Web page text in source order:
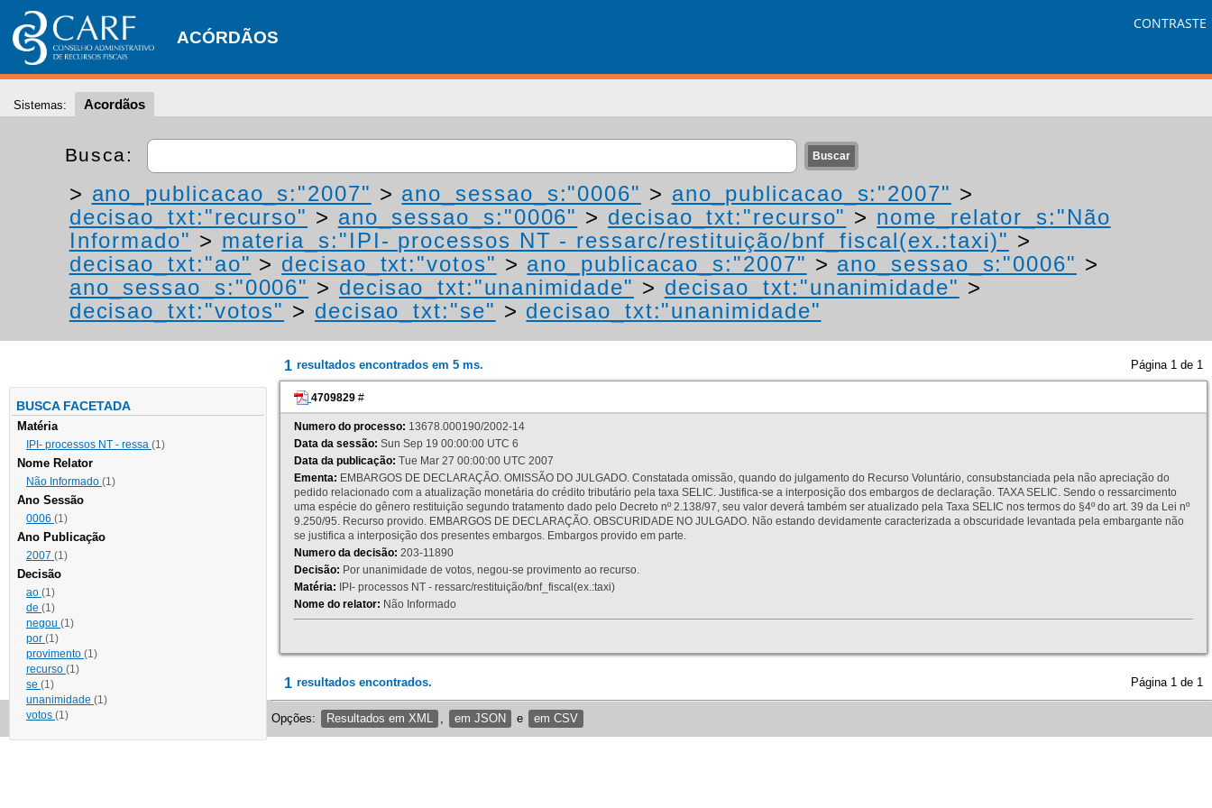
ACÓRDÃOS
CONTRASTE
Sistemas: Acordãos
Busca:
> ano_publicacao_s:"2007" > ano_sessao_s:"0006" > ano_publicacao_s:"2007" >
decisao_txt:"recurso" > ano_sessao_s:"0006" > decisao_txt:"recurso" > nome_relator_s:"Não
Informado" > materia_s:"IPI- processos NT - ressarc/restituição/bnf_fiscal(ex.:taxi)" >
decisao_txt:"ao" > decisao_txt:"votos" > ano_publicacao_s:"2007" > ano_sessao_s:"0006" >
ano_sessao_s:"0006" > decisao_txt:"unanimidade" > decisao_txt:"unanimidade" >
decisao_txt:"votos" > decisao_txt:"se" > decisao_txt:"unanimidade"
BUSCA FACETADA
Matéria
IPI- processos NT - ressa (1)
Nome Relator
Não Informado (1)
Ano Sessão
0006 (1)
Ano Publicação
2007 (1)
Decisão
ao (1)
de (1)
negou (1)
por (1)
provimento (1)
recurso (1)
se (1)
unanimidade (1)
votos (1)
1 resultados encontrados em 5 ms. Página 1 de 1
4709829 #
Numero do processo: 13678.000190/2002-14
Data da sessão: Sun Sep 19 00:00:00 UTC 6
Data da publicação: Tue Mar 27 00:00:00 UTC 2007
Ementa: EMBARGOS DE DECLARAÇÃO. OMISSÃO DO JULGADO. Constatada omissão, quando do julgamento do Recurso Voluntário, consubstanciada pela não apreciação do
pedido relacionado com a atualização monetária do crédito tributário pela taxa SELIC. Justifica-se a interposição dos embargos de declaração. TAXA SELIC. Sendo o ressarcimento
uma espécie do gênero restituição segundo tratamento dado pelo Decreto nº 2.138/97, seu valor deverá também ser atualizado pela Taxa SELIC nos termos do §4º do art. 39 da Lei nº
9.250/95. Recurso provido. EMBARGOS DE DECLARAÇÃO. OBSCURIDADE NO JULGADO. Não estando devidamente caracterizada a obscuridade levantada pela embargante não
se justifica a interposição dos presentes embargos. Embargos provido em parte.
Numero da decisão: 203-11890
Decisão: Por unanimidade de votos, negou-se provimento ao recurso.
Matéria: IPI- processos NT - ressarc/restituição/bnf_fiscal(ex.:taxi)
Nome do relator: Não Informado
1 resultados encontrados. Página 1 de 1
Opções: Resultados em XML em JSON e em CSV